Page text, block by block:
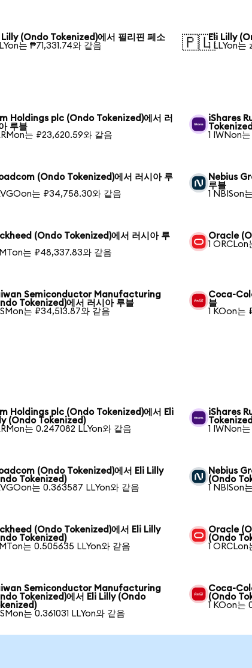
Lilly (Ondo Tokenized)에서 필리핀 페소
는 ₱71,331.74와 같음
🇵🇱Eli Lilly
1 LLYon는
Holdings plc (Ondo Tokenized)에서 러
루블
는 ₽23,620.59와 같음
iShares
1 IWNon
(Ondo Tokenized)에서 러시아 루
는 ₽34,758.30와 같음
Nebius
루블
1 NBISon
(Ondo Tokenized)에서 러시아 루
는 ₽48,337.83와 같음
Oracle
1 ORCLon
Semiconductor Manufacturing
Tokenized)에서 러시아 루블
는 ₽34,513.87와 같음
Coca-
블
1 KOon는
Holdings plc (Ondo Tokenized)에서 Eli
(Ondo Tokenized)
는 0.247082 LLYon와 같음
iShares
1 IWNon
(Ondo Tokenized)에서 Eli Lilly
Tokenized)
는 0.363587 LLYon와 같음
Nebius
(Ondo
1 NBISon
(Ondo Tokenized)에서 Eli Lilly
Tokenized)
는 0.505635 LLYon와 같음
Oracle
(Ondo
1 ORCLon
Semiconductor Manufacturing
Tokenized)에서 Eli Lilly (Ondo
는 0.361031 LLYon와 같음
Coca-
(Ondo
1 KOon는